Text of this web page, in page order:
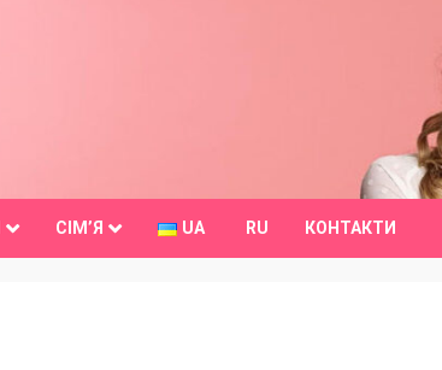
СІМ’Я UA RU КОНТАКТИ